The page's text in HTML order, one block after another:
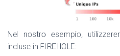
Nel nostro esempio,
incluse in FIREHOLE: